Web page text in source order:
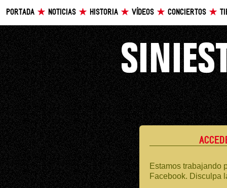
PORTADA NOTICIAS HISTORIA VÍDEOS CONCIERTOS
Estamos trabajando
Facebook. Disculpa